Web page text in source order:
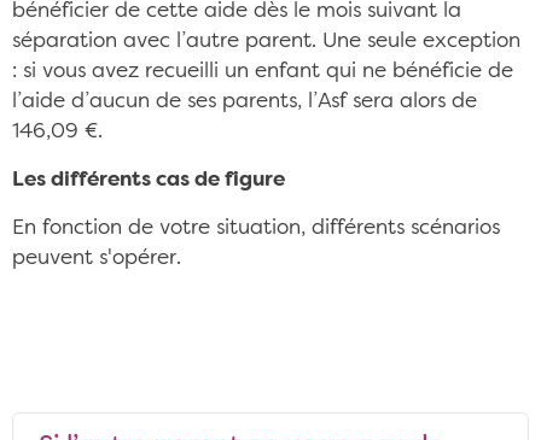
bénéficier de cette aide dès le mois suivant la
séparation avec l’autre parent. Une seule exception
: si vous avez recueilli un enfant qui ne bénéficie de
l’aide d’aucun de ses parents, l’Asf sera alors de
146,09 €.
Les différents cas de figure
En fonction de votre situation, différents scénarios
peuvent s'opérer.